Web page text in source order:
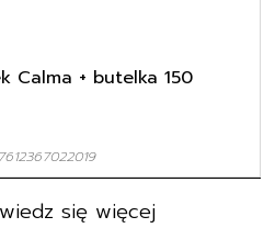
Calma + butelka 150
się więcej